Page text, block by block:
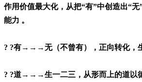
作用价值最大化，从把“有”中创造出“
能力 。
? ?有→→→无（不曾有），正向转化，
? ?道→→→生一二三，从形而上的道以